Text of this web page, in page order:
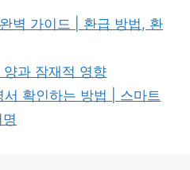
벽 가이드 | 환급 방법, 환
과 잠재적 영향
서 확인하는 방법 | 스마트